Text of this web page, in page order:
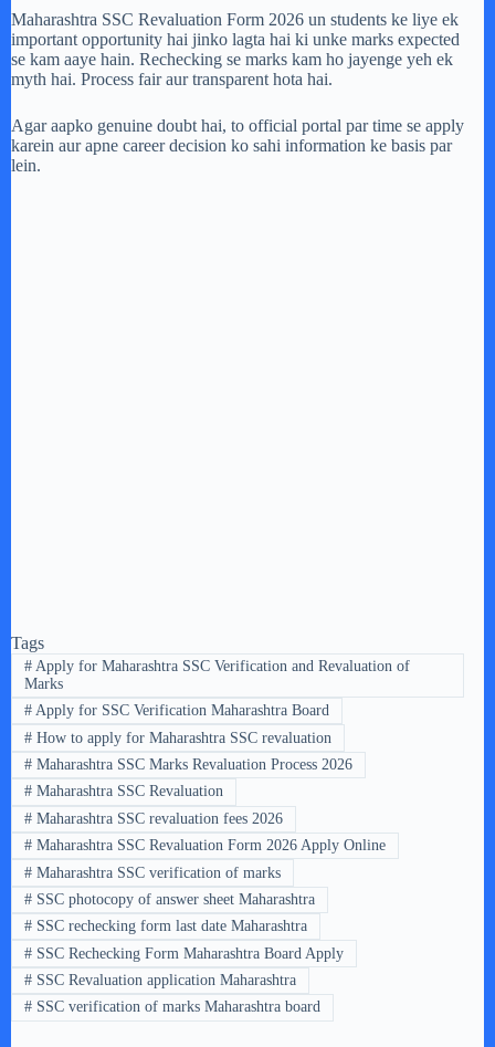
Maharashtra SSC Revaluation Form 2026 un students ke liye ek
important opportunity hai jinko lagta hai ki unke marks expected
se kam aaye hain. Rechecking se marks kam ho jayenge yeh ek
myth hai. Process fair aur transparent hota hai.
Agar aapko genuine doubt hai, to official portal par time se apply
karein aur apne career decision ko sahi information ke basis par
lein.
Tags
#Apply for Maharashtra SSC Verification and Revaluation of
Marks
#Apply for SSC Verification Maharashtra Board
#How to apply for Maharashtra SSC revaluation
#Maharashtra SSC Marks Revaluation Process 2026
#Maharashtra SSC Revaluation
#Maharashtra SSC revaluation fees 2026
#Maharashtra SSC Revaluation Form 2026 Apply Online
#Maharashtra SSC verification of marks
#SSC photocopy of answer sheet Maharashtra
#SSC rechecking form last date Maharashtra
#SSC Rechecking Form Maharashtra Board Apply
#SSC Revaluation application Maharashtra
#SSC verification of marks Maharashtra board